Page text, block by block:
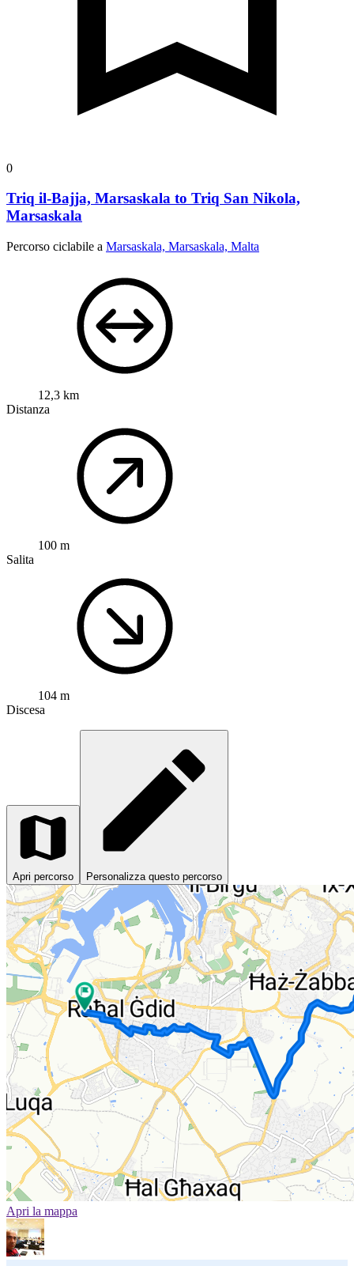
0
Triq il-Bajja, Marsaskala to Triq San Nikola,
Marsaskala
Percorso ciclabile a Marsaskala, Marsaskala, Malta
12,3 km
Distanza
100 m
Salita
104 m
Discesa
Apri percorso Personalizza questo percorso
Apri la mappa